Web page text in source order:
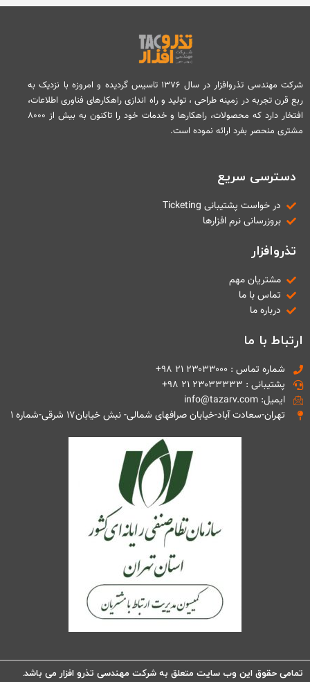
شرکت مهندسی تذروافزار در سال ۱۳۷۶ تاسیس گردیده و امروزه با نزدیک به
ربع قرن تجربه در زمینه طراحی ، تولید و راه اندازی راهکارهای فناوری اطلاعات،
افتخار دارد که محصولات، راهکارها و خدمات خود را تاکنون به بیش از ۸۰۰۰
مشتری منحصر بفرد ارائه نموده است.
دسترسی سریع
در خواست پشتیبانی Ticketing
بروزرسانی نرم افزارها
تذروافزار
مشتریان مهم
تماس با ما
درباره ما
ارتباط با ما
شماره تماس : ۲۳۰۳۳۰۰۰ ۲۱ ۹۸+
پشتیبانی : ۲۳۰۳۳۳۳۳ ۲۱ ۹۸+
ایمیل: info@tazarv.com
تهران-سعادت آباد-خیابان صرافهای شمالی- نبش خیابان۱۷ شرقی-شماره ۱
تمامی حقوق این وب سایت متعلق به شرکت مهندسی تذرو افزار می باشد.